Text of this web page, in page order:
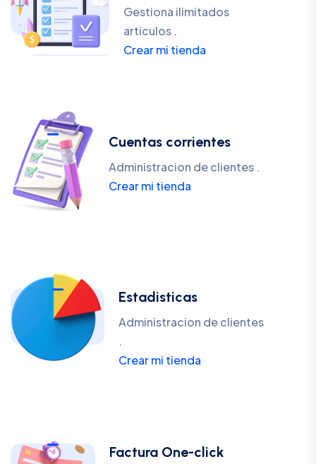
Gestiona ilimitados
articulos .
Crear mi tienda
Cuentas corrientes
Administracion de clientes .
Crear mi tienda
Estadisticas
Administracion de clientes
.
Crear mi tienda
Factura One-click